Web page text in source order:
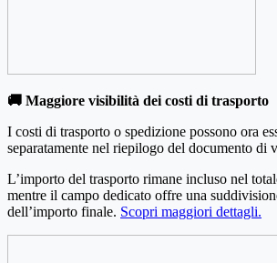
🚚 Maggiore visibilità dei costi di trasporto
I costi di trasporto o spedizione possono ora
separatamente nel riepilogo del documento di
L’importo del trasporto rimane incluso nel
mentre il campo dedicato offre una
dell’importo finale. Scopri maggiori dettagli.